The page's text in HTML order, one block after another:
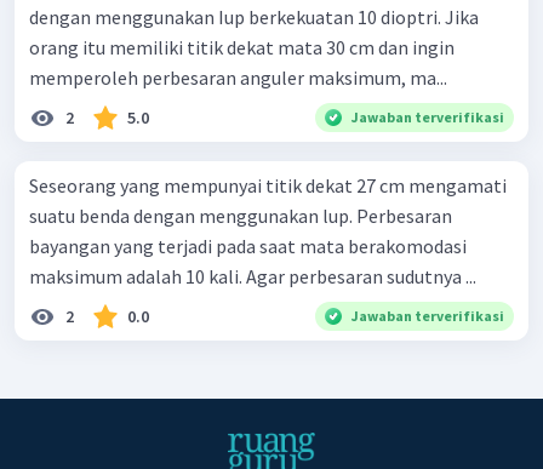
dengan menggunakan Iup berkekuatan 10 dioptri. Jika
orang itu memiliki titik dekat mata 30 cm dan ingin
memperoleh perbesaran anguler maksimum, ma...
2 5.0 Jawaban terverifikasi
Seseorang yang mempunyai titik dekat 27 cm mengamati
suatu benda dengan menggunakan lup. Perbesaran
bayangan yang terjadi pada saat mata berakomodasi
maksimum adalah 10 kali. Agar perbesaran sudutnya ...
2 0.0 Jawaban terverifikasi